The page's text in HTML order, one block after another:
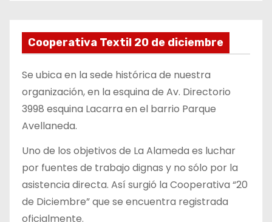
Cooperativa Textil 20 de diciembre
Se ubica en la sede histórica de nuestra
organización, en la esquina de Av. Directorio
3998 esquina Lacarra en el barrio Parque
Avellaneda.
Uno de los objetivos de La Alameda es luchar
por fuentes de trabajo dignas y no sólo por la
asistencia directa. Así surgió la Cooperativa “20
de Diciembre” que se encuentra registrada
oficialmente.